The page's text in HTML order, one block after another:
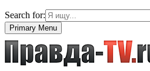
Search for:
Primary Menu